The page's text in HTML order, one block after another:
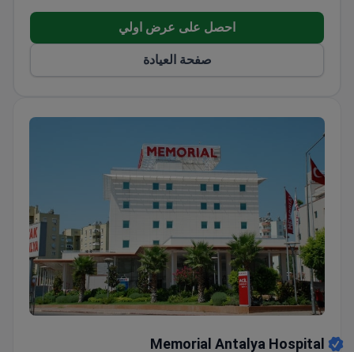
احصل على عرض اولي
صفحة العيادة
Memorial Antalya Hospital